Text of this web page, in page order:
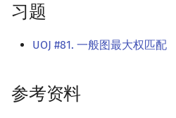
习题
UOJ #81. 一般图最大权匹配
参考资料